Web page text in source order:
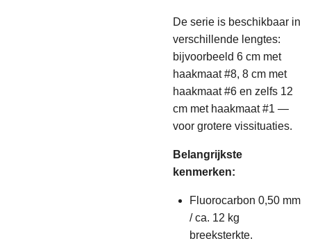
De serie is beschikbaar in
verschillende lengtes:
bijvoorbeeld 6 cm met
haakmaat #8, 8 cm met
haakmaat #6 en zelfs 12
cm met haakmaat #1 —
voor grotere vissituaties.
Belangrijkste
kenmerken:
Fluorocarbon 0,50 mm
/ ca. 12 kg
breeksterkte.